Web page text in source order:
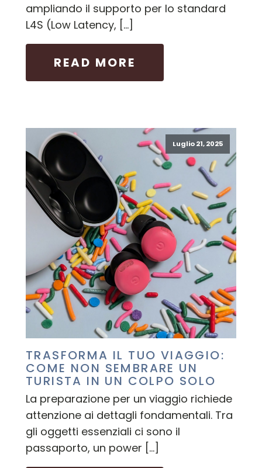
ampliando il supporto per lo standard
L4S (Low Latency, […]
READ MORE
Luglio 21, 2025
TRASFORMA IL TUO VIAGGIO:
COME NON SEMBRARE UN
TURISTA IN UN COLPO SOLO
La preparazione per un viaggio richiede
attenzione ai dettagli fondamentali. Tra
gli oggetti essenziali ci sono il
passaporto, un power […]